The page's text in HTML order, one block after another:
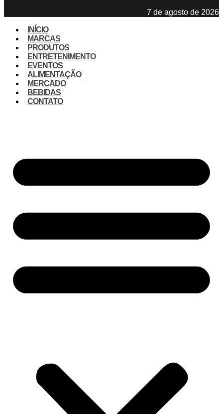
7 de agosto de 2026
INÍCIO
MARCAS
PRODUTOS
ENTRETENIMENTO
EVENTOS
ALIMENTAÇÃO
MERCADO
BEBIDAS
CONTATO